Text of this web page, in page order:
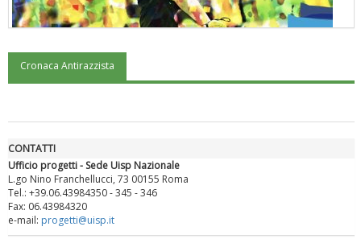
"Superare gli ostacoli": la relazione di Tiziano Pesce al CN Uisp
Cronaca Antirazzista
CONTATTI
Ufficio progetti - Sede Uisp Nazionale
L.go Nino Franchellucci, 73 00155 Roma
Tel.: +39.06.43984350 - 345 - 346
Fax: 06.43984320
e-mail: progetti@uisp.it